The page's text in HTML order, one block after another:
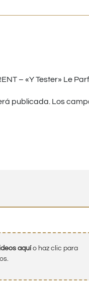
– «Y Tester» Le
publicada. Los
aquío haz clic para